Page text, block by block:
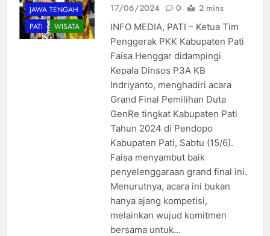
JAWA TENGAH
PATI
WISATA
17/06/2024
0 2 mins
INFO MEDIA, PATI – Ketua Tim
Penggerak PKK Kabupaten Pati
Faisa Henggar didampingi
Kepala Dinsos P3A KB
Indriyanto, menghadiri acara
Grand Final Pemilihan Duta
GenRe tingkat Kabupaten Pati
Tahun 2024 di Pendopo
Kabupaten Pati, Sabtu (15/6).
Faisa menyambut baik
penyelenggaraan grand final ini.
Menurutnya, acara ini bukan
hanya ajang kompetisi,
melainkan wujud komitmen
bersama untuk…